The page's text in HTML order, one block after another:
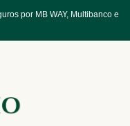
por MB WAY, Multibanco e